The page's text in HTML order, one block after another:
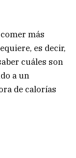
más
es decir,
cuáles son
a un
de calorías